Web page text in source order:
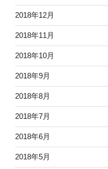
2018年12月
2018年11月
2018年10月
2018年9月
2018年8月
2018年7月
2018年6月
2018年5月